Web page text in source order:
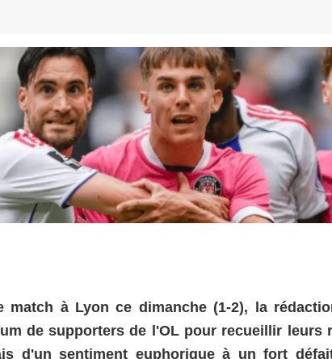
à Lyon ce dimanche (1-2), la
de supporters de l'OL pour recueillir leurs
d'un sentiment euphorique à un fort